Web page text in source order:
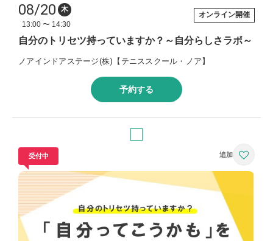
08/20
木
13:00 〜 14:30
オンライン開催
自分のトリセツ持っていますか？～自分らしさラボ～
ノアインドアステージ(株)【テニススクール・ノア】
予約する
受付中